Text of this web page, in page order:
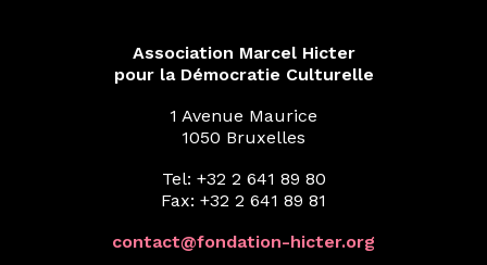
Association Marcel Hicter
pour la Démocratie Culturelle
1 Avenue Maurice
1050 Bruxelles
Tel: +32 2 641 89 80
Fax: +32 2 641 89 81
contact@fondation-hicter.org